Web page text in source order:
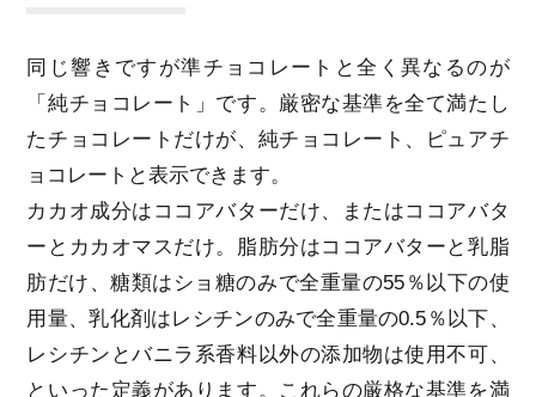
同じ響きですが準チョコレートと全く異なるのが
「純チョコレート」です。厳密な基準を全て満たし
たチョコレートだけが、純チョコレート、ピュアチ
ョコレートと表示できます。
カカオ成分はココアバターだけ、またはココアバタ
ーとカカオマスだけ。脂肪分はココアバターと乳脂
肪だけ、糖類はショ糖のみで全重量の55％以下の使
用量、乳化剤はレシチンのみで全重量の0.5％以下、
レシチンとバニラ系香料以外の添加物は使用不可、
といった定義があります。これらの厳格な基準を満